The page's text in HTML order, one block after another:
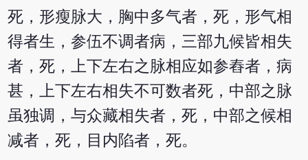
死，形瘦脉大，胸中多气者，死，形气相
得者生，参伍不调者病，三部九候皆相失
者，死，上下左右之脉相应如参舂者，病
甚，上下左右相失不可数者死，中部之脉
虽独调，与众藏相失者，死，中部之候相
减者，死，目内陷者，死。